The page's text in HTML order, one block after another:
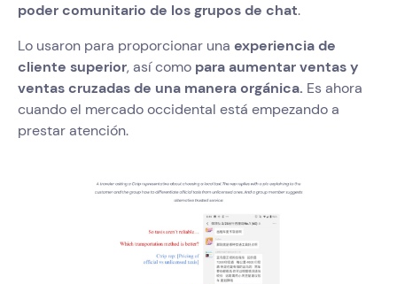
poder comunitario de los grupos de chat.
Lo usaron para proporcionar una experiencia de
cliente superior, así como para aumentar ventas y
ventas cruzadas de una manera orgánica. Es ahora
cuando el mercado occidental está empezando a
prestar atención.